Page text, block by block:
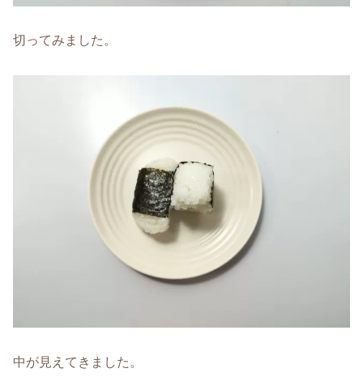
切ってみました。
中が見えてきました。